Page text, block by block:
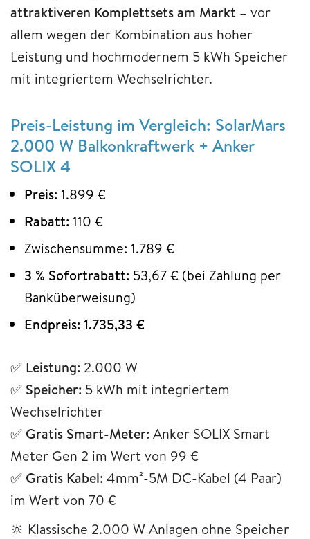
attraktiveren Komplettsets am Markt – vor
allem wegen der Kombination aus hoher
Leistung und hochmodernem 5 kWh Speicher
mit integriertem Wechselrichter.
Preis-Leistung im Vergleich: SolarMars
2.000 W Balkonkraftwerk + Anker
SOLIX 4
Preis: 1.899 €
Rabatt: 110 €
Zwischensumme: 1.789 €
3 % Sofortrabatt: 53,67 € (bei Zahlung per
Banküberweisung)
Endpreis: 1.735,33 €
✅ Leistung: 2.000 W
✅ Speicher: 5 kWh mit integriertem
Wechselrichter
✅ Gratis Smart-Meter: Anker SOLIX Smart
Meter Gen 2 im Wert von 99 €
✅ Gratis Kabel: 4mm²-5M DC-Kabel (4 Paar)
im Wert von 70 €
🔆 Klassische 2.000 W Anlagen ohne Speicher